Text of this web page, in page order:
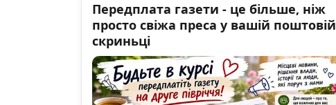
Передплата газети - це більше, ніж
просто свіжа преса у вашій поштовій
скриньці